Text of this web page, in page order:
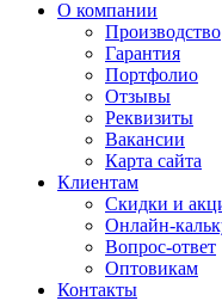
О компании
Производство
Гарантия
Портфолио
Отзывы
Реквизиты
Вакансии
Карта сайта
Клиентам
Скидки и
Онлайн-
Вопрос-ответ
Оптовикам
Контакты